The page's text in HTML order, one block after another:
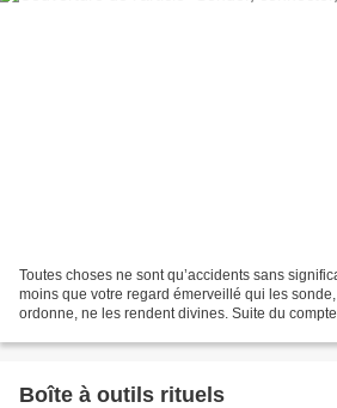
Toutes choses ne sont qu’accidents sans
moins que votre regard émerveillé qui les
ordonne, ne les rendent divines. Suite du
Boîte à outils rituels